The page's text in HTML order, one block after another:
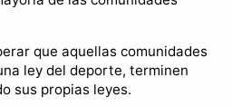
que aquellas comunidades
ley del deporte, terminen
sus propias leyes.